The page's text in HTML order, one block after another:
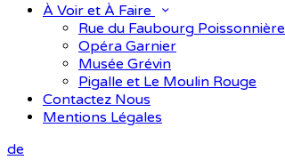
À Voir et À Faire
Rue du Faubourg Poissonnière
Opéra Garnier
Musée Grévin
Pigalle et Le Moulin Rouge
Contactez Nous
Mentions Légales
de